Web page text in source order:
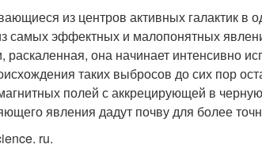
из центров активных галактик в
самых эффектных и малопонятных
раскаленная, она начинает интенсивно
таких выбросов до сих пор
полей с аккрецирующей в
явления дадут почву для более
ru.